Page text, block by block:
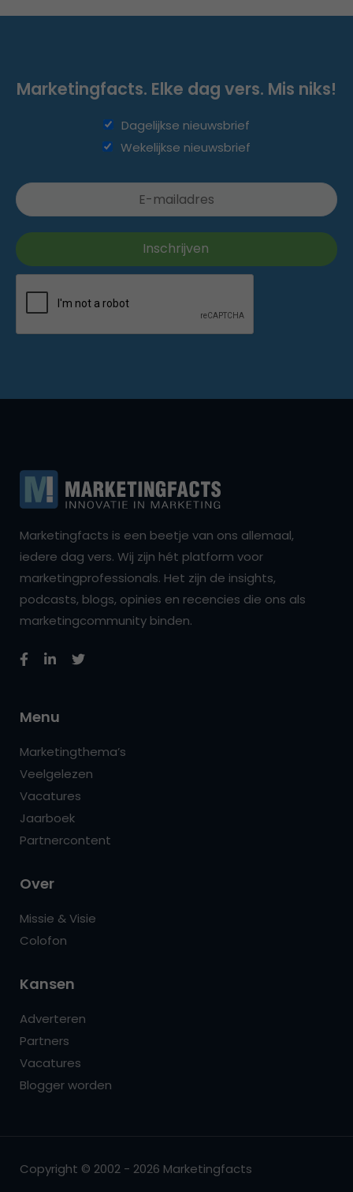
Marketingfacts. Elke dag vers. Mis niks!
Dagelijkse nieuwsbrief
Wekelijkse nieuwsbrief
Marketingfacts is een beetje van ons allemaal,
iedere dag vers. Wij zijn hét platform voor
marketingprofessionals. Het zijn de insights,
podcasts, blogs, opinies en recencies die ons als
marketingcommunity binden.
Menu
Marketingthema’s
Veelgelezen
Vacatures
Jaarboek
Partnercontent
Over
Missie & Visie
Colofon
Kansen
Adverteren
Partners
Vacatures
Blogger worden
Copyright © 2002 - 2026 Marketingfacts